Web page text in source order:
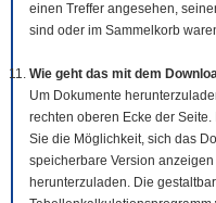
einen Treffer angesehen,
sind oder im Sammelkorb
Wie geht das mit dem
Um Dokumente
rechten oberen Ecke der
Sie die Möglichkeit, sich das
speicherbare Version
herunterzuladen. Die